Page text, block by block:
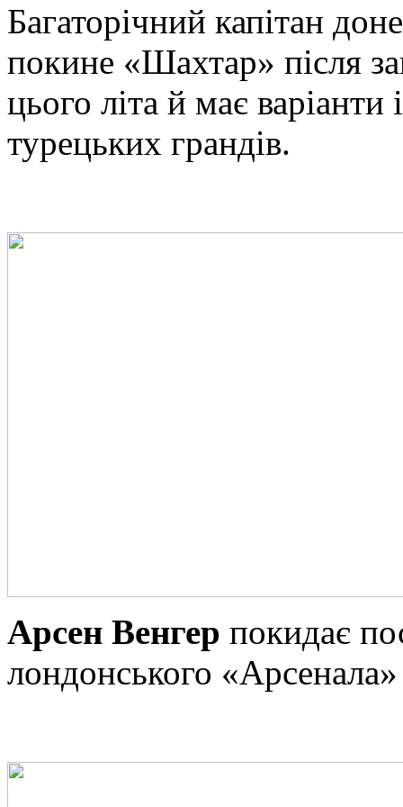
Багаторічний капітан
покине «Шахтар» після
цього літа й має варіанти
турецьких грандів.
Арсен Венгер покидає
лондонського